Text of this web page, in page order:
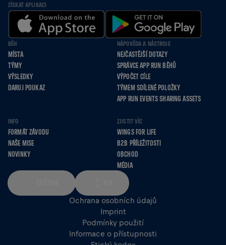
ZÍSKAT APLIKACI
BĚH
MÍSTA
TÝMY
VÝSLEDKY
DARUJ POUKAZ
NÁPOVĚDA A NÁSTROJE
NEJČASTĚJŠÍ DOTAZY
SPRÁVCE APP RUN BĚHŮ
VÝPOČET CÍLE
TÝMEM SDÍLENÉ POLOŽKY
APP RUN EVENTS SHARING ASSETS
INFO
FORMÁT ZÁVODU
NAŠE MISE
NOVINKY
ZJISTIT VÍC
WINGS FOR LIFE
B2B PŘÍLEŽITOSTI
OBCHOD
MÉDIA
Ochrana osobních údajů
Imprint
Podmínky použití
Informace o přístupnosti